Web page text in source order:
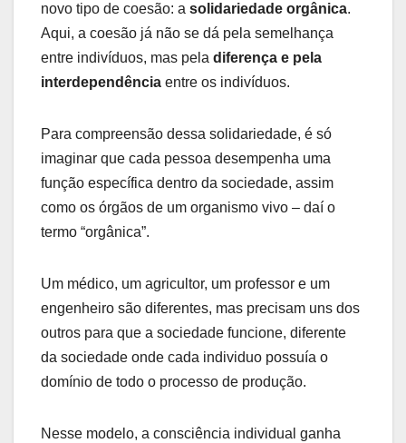
novo tipo de coesão: a solidariedade orgânica.
Aqui, a coesão já não se dá pela semelhança
entre indivíduos, mas pela diferença e pela
interdependência entre os indivíduos.
Para compreensão dessa solidariedade, é só
imaginar que cada pessoa desempenha uma
função específica dentro da sociedade, assim
como os órgãos de um organismo vivo – daí o
termo “orgânica”.
Um médico, um agricultor, um professor e um
engenheiro são diferentes, mas precisam uns dos
outros para que a sociedade funcione, diferente
da sociedade onde cada individuo possuía o
domínio de todo o processo de produção.
Nesse modelo, a consciência individual ganha